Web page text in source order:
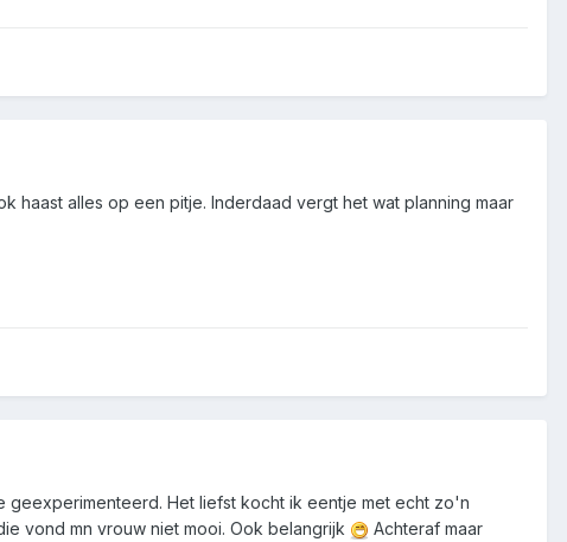
haast alles op een pitje. Inderdaad vergt het wat planning maar
geexperimenteerd. Het liefst kocht ik eentje met echt zo'n
vond mn vrouw niet mooi. Ook belangrijk
Achteraf maar